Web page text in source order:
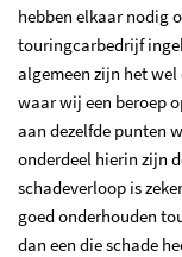
hebben elkaar nodig
touringcarbedrijf
algemeen zijn het wel
waar wij een beroep
aan dezelfde punten
onderdeel hierin zijn
schadeverloop is
goed onderhouden
dan een die schade